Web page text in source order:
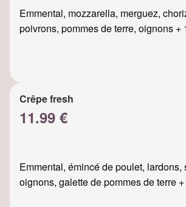
Emmental, mozzarella, merguez,
poivrons, pommes de terre, oignons +
Crêpe fresh
11.99 €
Emmental, émincé de poulet, lardons,
oignons, galette de pommes de terre